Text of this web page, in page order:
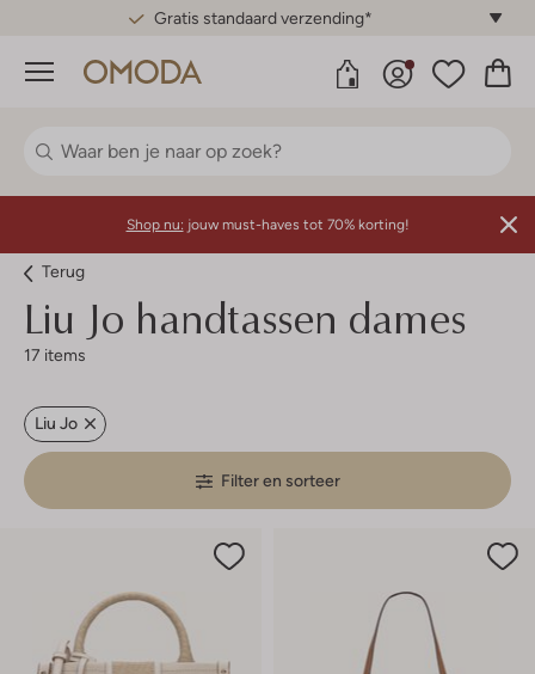
Gratis standaard verzending*
Menu
Shop nu: jouw must-haves tot 70% korting!
Terug
Liu Jo handtassen dames
17 items
Liu Jo
Filter en sorteer